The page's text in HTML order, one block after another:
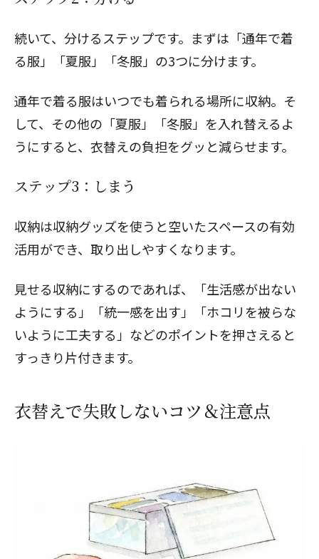
続いて、分けるステップです。まずは「通年で着
る服」「夏服」「冬服」の3つに分けます。
通年で着る服はいつでも着られる場所に収納。そ
して、その他の「夏服」「冬服」を入れ替えるよ
うにすると、衣替えの負担をグッと減らせます。
ステップ3：しまう
収納は収納グッズを使うと空いたスペースの有効
活用ができ、取り出しやすくなります。
見せる収納にするのであれば、「生活感が出ない
ようにする」「統一感を出す」「ホコリを被らな
いように工夫する」などのポイントを押さえると
すっきり片付きます。
衣替えで失敗しないコツ＆注意点